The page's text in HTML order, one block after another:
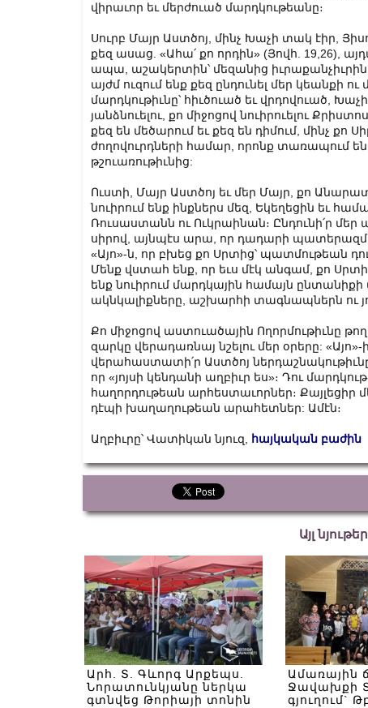
վիրաւոր եւ մերժուած մարդկութեանը։
Սուրբ Մայր Աստծոյ, մինչ Խաչի տակ էիր,
քեզ ասաց. «Ահա՛ քո որդին» (Յովհ. 19,26),
ապա, աշակերտին՝ մեզանից իւրաքանչիւրին,
այժմ ուզում ենք քեզ ընդունել մեր կեանքի
մարդկութիւնը՝ հիւծուած եւ վրդովուած,
յանձնուելու, քո միջոցով նուիրուելու
քեզ են մեծարում եւ քեզ են դիմում, մինչ
ժողովուրդների համար, որոնք տառապում
թշուառութիւնից:
Ուստի, Մայր Աստծոյ եւ մեր Մայր, քո
նուիրում ենք ինքներս մեզ, Եկեղեցին եւ
Ռուսաստանն ու Ուկրաինան։ Ընդունի՛ր
սիրով, այնպէս արա, որ դադարի
«Այո»-ն, որ բխեց քո Սրտից՝ պատմութեան
Մենք վստահ ենք, որ եւս մէկ անգամ, քո
ենք նուիրում մարդկային համայն
ակնկալիքները, աշխարհի տագնապներն ու
Քո միջոցով աստուածային Ողորմութիւնը
զարկը վերադառնայ նշելու մեր օրերը:
վերահաստատի՛ր Աստծոյ
որ «յոյսի կենդանի աղբիւր ես»։ Դու
հաղորդութեան արհեստաւորներ։ Քայլեցիր
դէպի խաղաղութեան արահետներ: Ամէն։
Աղբիւրը՝ Վատիկան նյուզ, հայկական բաժին
Այլ
Արհ. Տ. Գևորգ Արքեպս.
Նորատունկյանը ներկա
գտնվեց Թորիայի տոնին
Ամառային
Ջավախքի
գյուղում`